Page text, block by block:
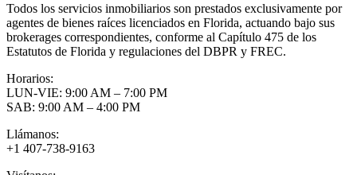
Todos los servicios inmobiliarios son prestados exclusivamente por
agentes de bienes raíces licenciados en Florida, actuando bajo sus
brokerages correspondientes, conforme al Capítulo 475 de los
Estatutos de Florida y regulaciones del DBPR y FREC.
Horarios:
LUN-VIE: 9:00 AM – 7:00 PM
SAB: 9:00 AM – 4:00 PM
Llámanos:
+1 407-738-9163